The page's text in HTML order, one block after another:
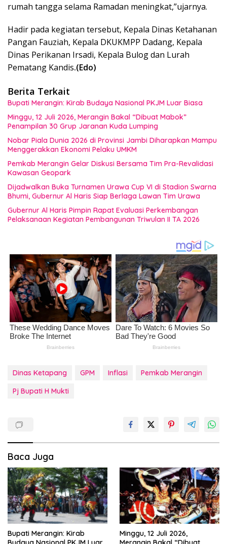
rumah tangga selama Ramadan meningkat,”ujarnya.
Hadir pada kegiatan tersebut, Kepala Dinas Ketahanan
Pangan Fauziah, Kepala DKUKMPP Dadang, Kepala
Dinas Perikanan Irsadi, Kepala Bulog dan Lurah
Pematang Kandis.(Edo)
Berita Terkait
Bupati Merangin: Kirab Budaya Nasional PKJM Luar Biasa
Minggu, 12 Juli 2026, Merangin Bakal “Dibuat Mabok”
Penampilan 30 Grup Jaranan Kuda Lumping
Nobar Piala Dunia 2026 di Provinsi Jambi Diharapkan Mampu
Menggerakkan Ekonomi Pelaku UMKM
Pemkab Merangin Gelar Diskusi Bersama Tim Pra-Revalidasi
Kawasan Geopark
Dijadwalkan Buka Turnamen Urawa Cup VI di Stadion Swarna
Bhumi, Gubernur Al Haris Siap Berlaga Lawan Tim Urawa
Gubernur Al Haris Pimpin Rapat Evaluasi Perkembangan
Pelaksanaan Kegiatan Pembangunan Triwulan II TA 2026
Dinas Ketapang GPM Inflasi
Pemkab Merangin
Pj Bupati H Mukti
Baca Juga
Bupati Merangin: Kirab
Minggu, 12 Juli 2026,